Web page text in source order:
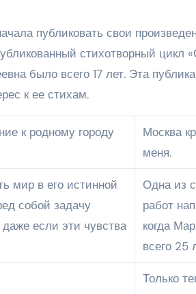
публиковать свои
стихотворный цикл
было всего 17 лет. Эта
к ее стихам.
к родному городу
Москва
меня.
мир в его истинной
собой задачу
если эти чувства
Одна из
работ
когда
всего 25
Только